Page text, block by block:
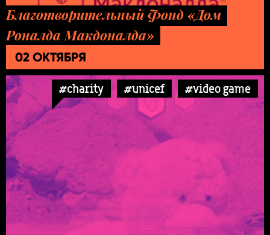
Благотворительный Фонд «Дом
Роналда Макдоналда»
02 ОКТЯБРЯ
#charity #unicef #video game